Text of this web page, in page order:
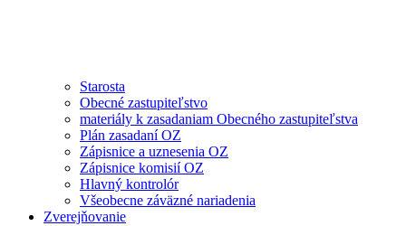
Starosta
Obecné zastupiteľstvo
materiály k zasadaniam Obecného zastupiteľstva
Plán zasadaní OZ
Zápisnice a uznesenia OZ
Zápisnice komisií OZ
Hlavný kontrolór
Všeobecne záväzné nariadenia
Zverejňovanie